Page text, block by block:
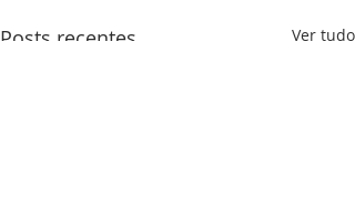
Posts recentes Ver tudo